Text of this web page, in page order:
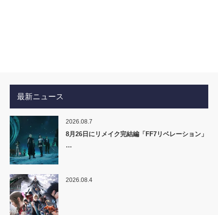
最新ニュース
2026.08.7
8月26日にリメイク完結編「FF7リベレーション」
…
2026.08.4